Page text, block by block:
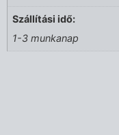
Szállítási idő:
1-3 munkanap